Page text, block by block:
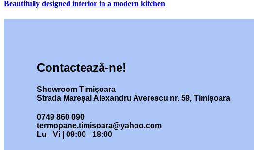
Beautifully designed interior in a modern kitchen
Contactează-ne!
Showroom Timișoara
Strada Mareșal Alexandru Averescu nr. 59, Timișoara
0749 860 090
termopane.timisoara@yahoo.com
Lu - Vi | 09:00 - 18:00